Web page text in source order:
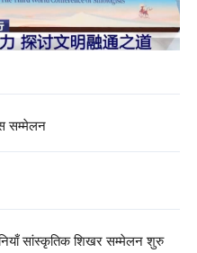
सम्मेलन
सांस्कृतिक शिखर सम्मेलन शुरु